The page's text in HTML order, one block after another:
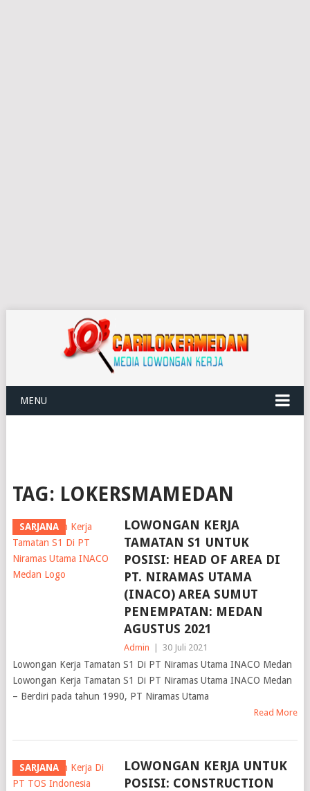
MENU
TAG: LOKERSMAMEDAN
SARJANA
LOWONGAN KERJA
TAMATAN S1 UNTUK
POSISI: HEAD OF AREA DI
PT. NIRAMAS UTAMA
(INACO) AREA SUMUT
PENEMPATAN: MEDAN
AGUSTUS 2021
Admin 30 Juli 2021
Lowongan Kerja Tamatan S1 Di PT Niramas Utama INACO Medan
Lowongan Kerja Tamatan S1 Di PT Niramas Utama INACO Medan
– Berdiri pada tahun 1990, PT Niramas Utama
Read More
SARJANA
LOWONGAN KERJA UNTUK
POSISI: CONSTRUCTION